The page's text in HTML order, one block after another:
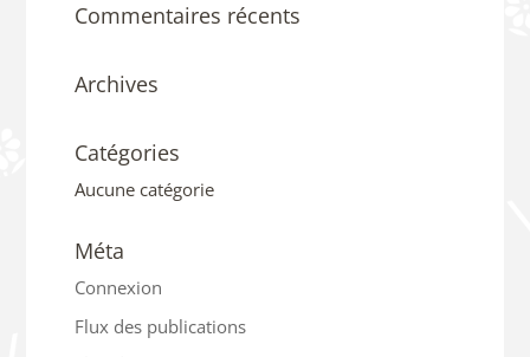
Commentaires récents
Archives
Catégories
Aucune catégorie
Méta
Connexion
Flux des publications